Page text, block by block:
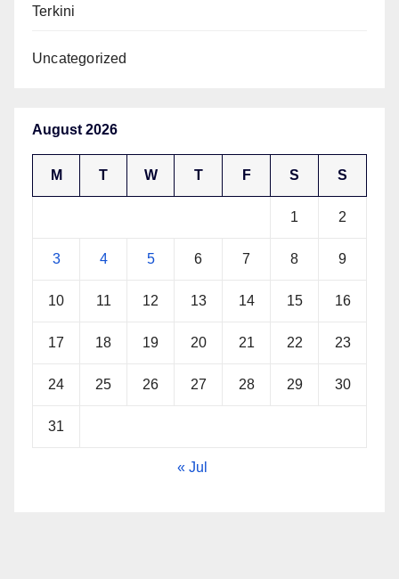
Terkini
Uncategorized
August 2026
M T W T F S S
1 2
3 4 5 6 7 8 9
10 11 12 13 14 15 16
17 18 19 20 21 22 23
24 25 26 27 28 29 30
31
« Jul